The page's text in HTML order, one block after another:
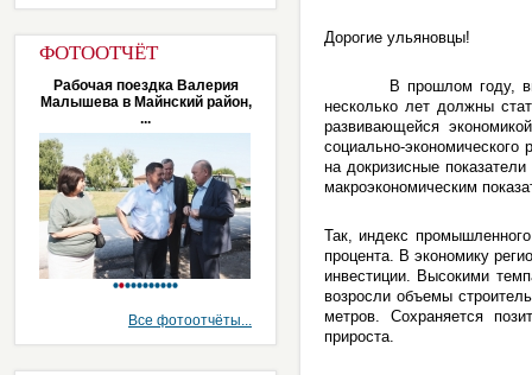
ФОТООТЧЁТ
Рабочая поездка Валерия
Малышева в Майнский район,
...
Все фотоотчёты...
Дорогие ульяновцы!
В прошлом году,
несколько лет должны
развивающейся
социально-
на докризисные
макроэкономическим
Так, индекс
процента. В экономику
инвестиции. Высокими
возросли объемы
метров. Сохраняется
прироста.